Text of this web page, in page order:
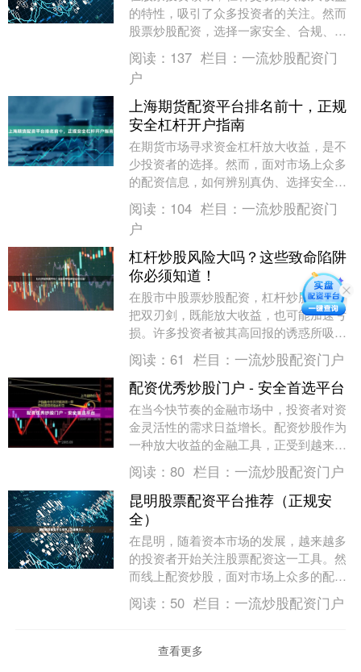
的特性，吸引了众多投资者的关注。然而
股票炒股配资，选择一家安全、合规、服
务优质的杠杆平台至关重要。2025年，随
着监管政策的....
阅读： 137 栏目： 一流炒股配资门
户
上海期货配资平台排名前十，正规
安全杠杆开户指南
在期货市场寻求资金杠杆放大收益，是不
少投资者的选择。然而，面对市场上众多
的配资信息，如何辨别真伪、选择安全正
规的平台，成为投资前至关重要的第一
步。本文旨在为您提....
阅读： 104 栏目： 一流炒股配资门
户
杠杆炒股风险大吗？这些致命陷阱
你必须知道！
在股市中股票炒股配资，杠杆炒股如同一
把双刃剑，既能放大收益，也可能加速亏
损。许多投资者被其高回报的诱惑所吸
引，却往往忽视了背后隐藏的巨大风险。
那么，杠杆炒股究竟....
阅读： 61 栏目： 一流炒股配资门户
配资优秀炒股门户 - 安全首选平台
在当今快节奏的金融市场中，投资者对资
金灵活性的需求日益增长。配资炒股作为
一种放大收益的金融工具，正受到越来越
多投资者的关注。然而低息炒股配资，面
对市场上众多的配....
阅读： 80 栏目： 一流炒股配资门户
昆明股票配资平台推荐（正规安
全）
在昆明，随着资本市场的发展，越来越多
的投资者开始关注股票配资这一工具。然
而线上配资炒股，面对市场上众多的配资
平台，如何选择一家正规、安全的平台，
成为许多投资者关....
阅读： 50 栏目： 一流炒股配资门户
查看更多